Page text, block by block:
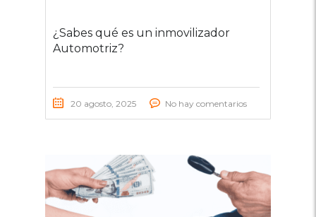
¿Sabes qué es un inmovilizador
Automotriz?
20 agosto, 2025 No hay comentarios